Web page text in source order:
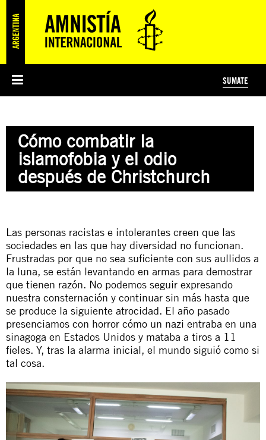
PREGUNTAS FRECUENTES
ÁREAS TEMÁTICAS
JUSTICIA INTERNACIONAL
EDUCACIÓN EN DERECHOS HUMANOS Y JÓVENES
PRENSA
SUSCRIBITE
SUMATE
PREGUNTAS FRECUENTES
Cómo combatir la
islamofobia y el odio
después de Christchurch
Las personas racistas e intolerantes creen que las
sociedades en las que hay diversidad no funcionan.
Frustradas por que no sea suficiente con sus aullidos a
la luna, se están levantando en armas para demostrar
que tienen razón. No podemos seguir expresando
nuestra consternación y continuar sin más hasta que
se produce la siguiente atrocidad. El año pasado
presenciamos con horror cómo un nazi entraba en una
sinagoga en Estados Unidos y mataba a tiros a 11
fieles. Y, tras la alarma inicial, el mundo siguió como si
tal cosa.